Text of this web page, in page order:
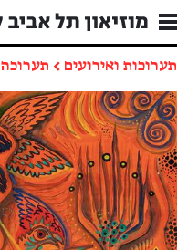
תערוכות ואירועים ← תערוכה